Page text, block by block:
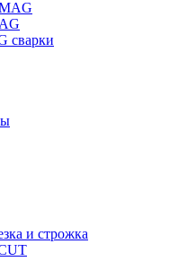
сварки
и строжка